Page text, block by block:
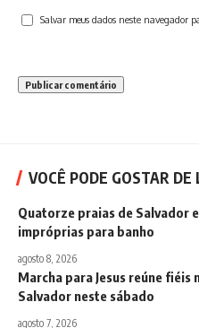
Salvar meus dados neste navegador
VOCÊ PODE GOSTAR DE
Quatorze praias de Salvador
impróprias para banho
agosto 8, 2026
Marcha para Jesus reúne fiéis
Salvador neste sábado
agosto 7, 2026